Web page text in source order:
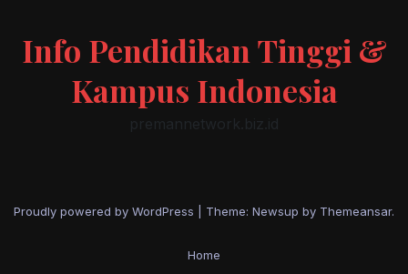
Info Pendidikan Tinggi &
Kampus Indonesia
premannetwork.biz.id
Proudly powered by WordPress Theme: Newsup by Themeansar.
Home